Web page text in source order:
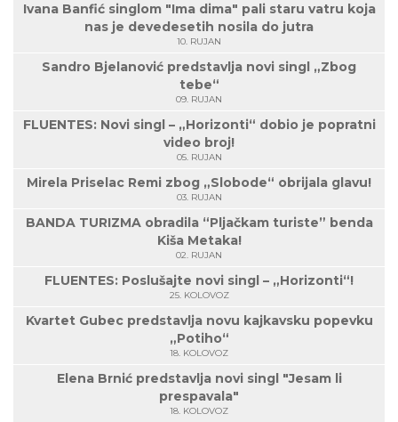
Ivana Banfić singlom "Ima dima" pali staru vatru koja
nas je devedesetih nosila do jutra
10. RUJAN
Sandro Bjelanović predstavlja novi singl „Zbog
tebe“
09. RUJAN
FLUENTES: Novi singl – „Horizonti“ dobio je popratni
video broj!
05. RUJAN
Mirela Priselac Remi zbog „Slobode“ obrijala glavu!
03. RUJAN
BANDA TURIZMA obradila “Pljačkam turiste” benda
Kiša Metaka!
02. RUJAN
FLUENTES: Poslušajte novi singl – „Horizonti“!
25. KOLOVOZ
Kvartet Gubec predstavlja novu kajkavsku popevku
„Potiho“
18. KOLOVOZ
Elena Brnić predstavlja novi singl "Jesam li
prespavala"
18. KOLOVOZ